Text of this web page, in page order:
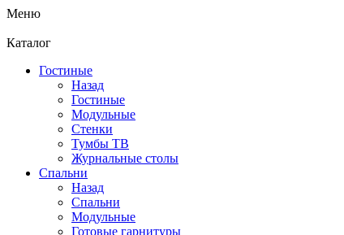
Меню
Каталог
Гостиные
Назад
Гостиные
Модульные
Стенки
Тумбы ТВ
Журнальные столы
Спальни
Назад
Спальни
Модульные
Готовые гарнитуры